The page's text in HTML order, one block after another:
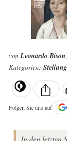
vonLeonardo Bison
Kategorien:
Folgen Sie uns auf
In den letzten